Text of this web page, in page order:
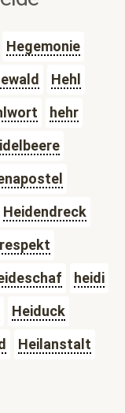
Hegemonie
Hehl
hehr
Heidendreck
heidi
Heiduck
Heilanstalt